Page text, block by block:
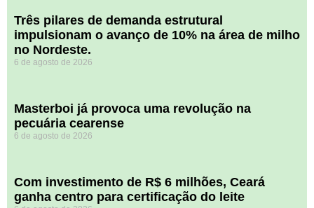
​Três pilares de demanda estrutural
impulsionam o avanço de 10% na área de milho
no Nordeste.
6 de agosto de 2026
Masterboi já provoca uma revolução na
pecuária cearense
6 de agosto de 2026
Com investimento de R$ 6 milhões, Ceará
ganha centro para certificação do leite